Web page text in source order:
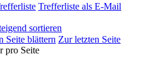
Trefferliste als E-Mail
sortieren
Seite blättern Zur letzten Seite
pro Seite